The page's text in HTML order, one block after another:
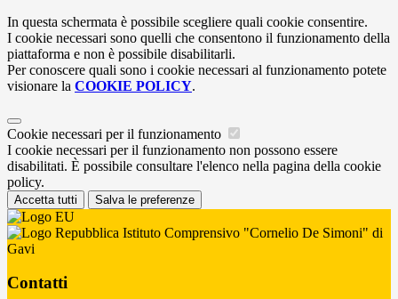
In questa schermata è possibile scegliere quali cookie consentire.
I cookie necessari sono quelli che consentono il funzionamento della
piattaforma e non è possibile disabilitarli.
Per conoscere quali sono i cookie necessari al funzionamento potete
visionare la COOKIE POLICY.
Cookie necessari per il funzionamento
I cookie necessari per il funzionamento non possono essere
disabilitati. È possibile consultare l'elenco nella pagina della cookie
policy.
Accetta tutti Salva le preferenze
Istituto Comprensivo "Cornelio De Simoni" di
Gavi
Contatti